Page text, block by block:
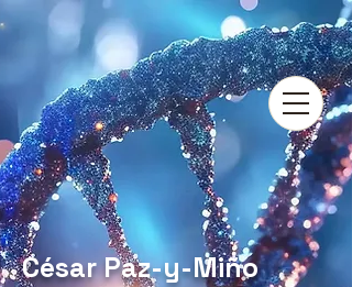
César Paz-y-Miño